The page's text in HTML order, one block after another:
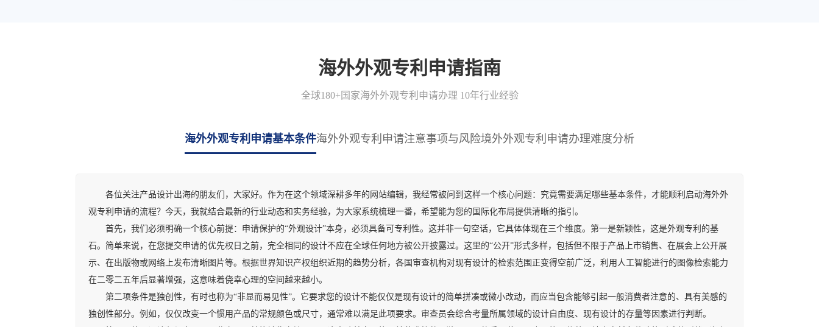
海外外观专利申请指南
全球180+国家海外外观专利申请办理 10年行业经验
海外外观专利申请基本条件海外外观专利申请注意事项与风险境外外观专利申请办理难度分析
各位关注产品设计出海的朋友们，大家好。作为在这个领域深耕多年的网站编辑，我经常被问到这样一个核心问题：究竟需要满足哪些基本条件，才能顺利启动海外外
观专利申请的流程？今天，我就结合最新的行业动态和实务经验，为大家系统梳理一番，希望能为您的国际化布局提供清晰的指引。
首先，我们必须明确一个核心前提：申请保护的“外观设计”本身，必须具备可专利性。这并非一句空话，它具体体现在三个维度。第一是新颖性，这是外观专利的基
石。简单来说，在您提交申请的优先权日之前，完全相同的设计不应在全球任何地方被公开披露过。这里的“公开”形式多样，包括但不限于产品上市销售、在展会上公开展
示、在出版物或网络上发布清晰图片等。根据世界知识产权组织近期的趋势分析，各国审查机构对现有设计的检索范围正变得空前广泛，利用人工智能进行的图像检索能力
在二零二五年后显著增强，这意味着侥幸心理的空间越来越小。
第二项条件是独创性，有时也称为“非显而易见性”。它要求您的设计不能仅仅是现有设计的简单拼凑或微小改动，而应当包含能够引起一般消费者注意的、具有美感的
独创性部分。例如，仅仅改变一个惯用产品的常规颜色或尺寸，通常难以满足此项要求。审查员会综合考量所属领域的设计自由度、现有设计的存量等因素进行判断。